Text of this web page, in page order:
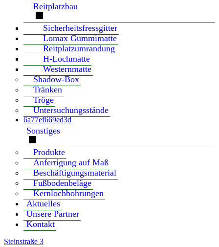
Reitplatzbau
Sicherheitsfressgitter
Lomax Gummimatte
Reitplatzumrandung
H-Lochmatte
Westernmatte
Shadow-Box
Tränken
Tröge
Untersuchungsstände
6a77ef669ed3d
Sonstiges
Produkte
Anfertigung auf Maß
Beschäftigungsmaterial
Fußbodenbeläge
Kernlochbohrungen
Aktuelles
Unsere Partner
Kontakt
Steinstraße 3